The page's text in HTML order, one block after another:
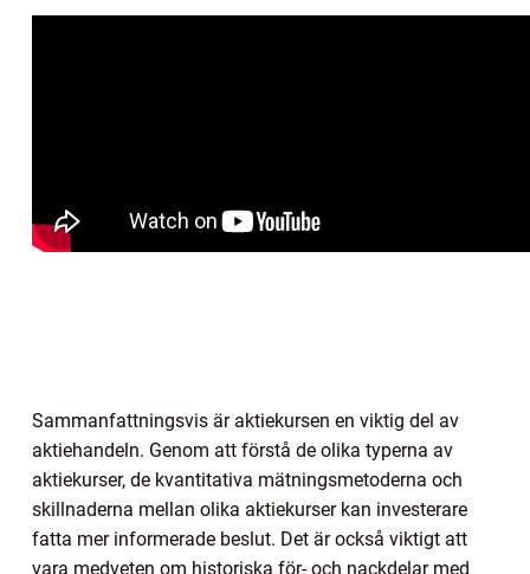
Sammanfattningsvis är aktiekursen en viktig del av
aktiehandeln. Genom att förstå de olika typerna av
aktiekurser, de kvantitativa mätningsmetoderna och
skillnaderna mellan olika aktiekurser kan investerare
fatta mer informerade beslut. Det är också viktigt att
vara medveten om historiska för- och nackdelar med